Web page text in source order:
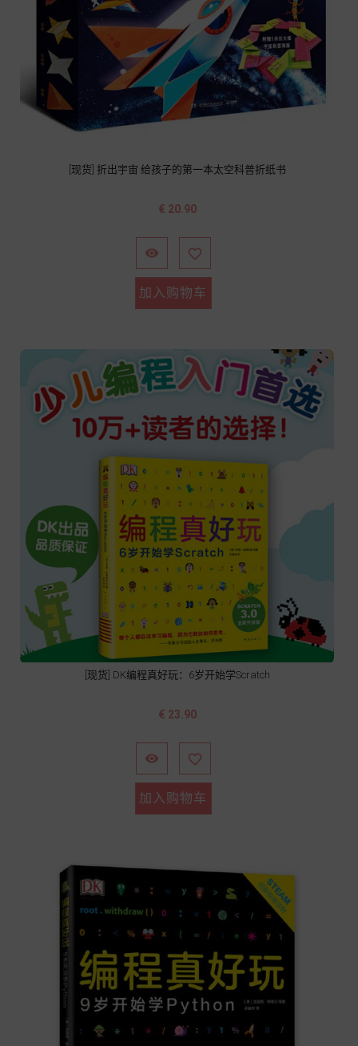
[现货] 折出宇宙 给孩子的第一本太空科普折纸书
价
€ 20.90
 
加入购物车
[现货] DK编程真好玩：6岁开始学Scratch
价
€ 23.90
 
加入购物车